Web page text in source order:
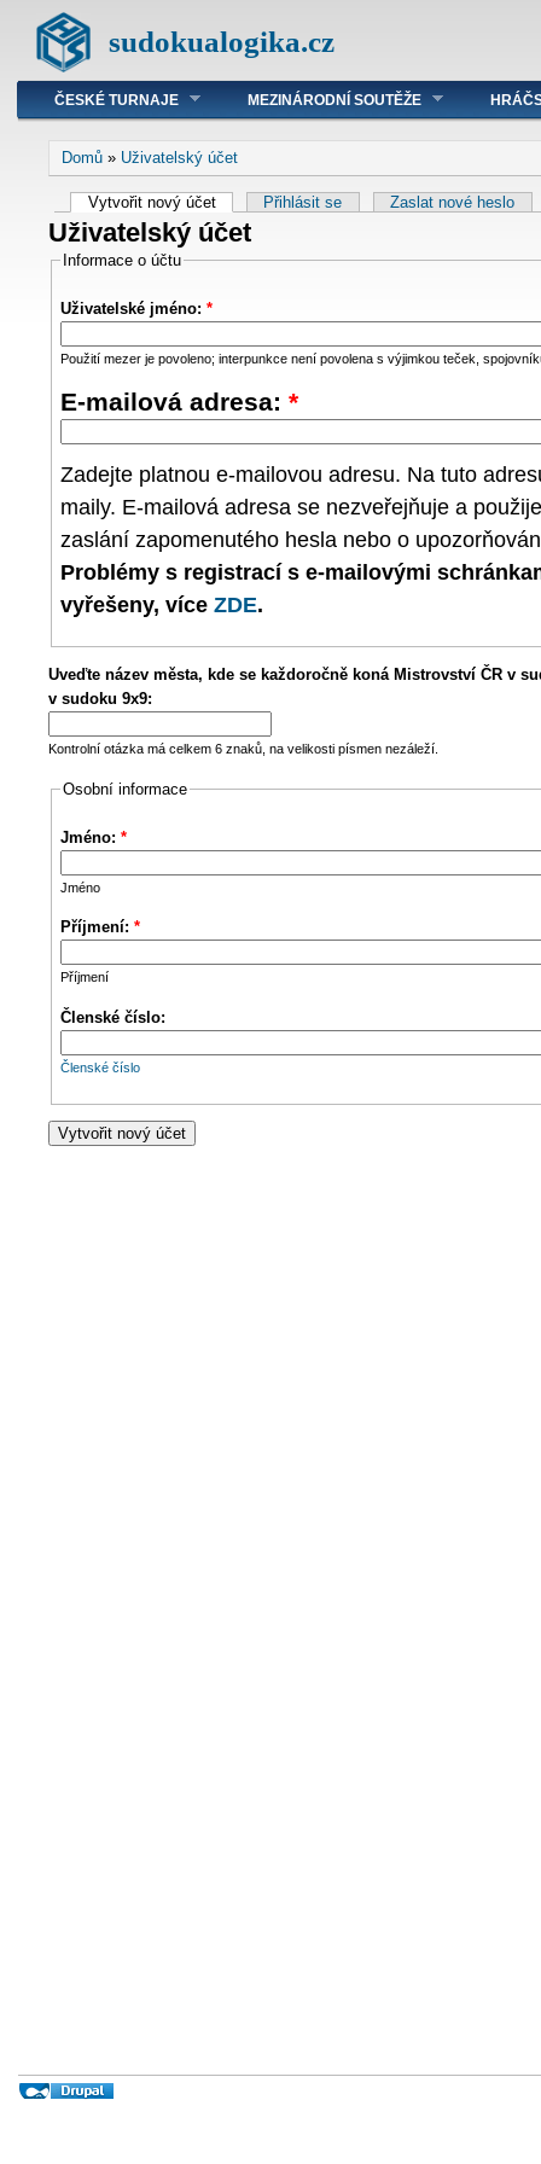
sudokualogika.cz
ČESKÉ TURNAJE MEZINÁRODNÍ SOUTĚŽE
Domů » Uživatelský účet
Vytvořit nový účet Přihlásit se Zaslat nové heslo
Uživatelský účet
Informace o účtu
Uživatelské jméno: *
Použití mezer je povoleno; interpunkce není povolena s výjimkou teček,
E-mailová adresa: *
Zadejte platnou e-mailovou adresu. Na tuto
maily. E-mailová adresa se nezveřejňuje a
zaslání zapomenutého hesla nebo o
Problémy s registrací s e-mailovými
vyřešeny, více ZDE.
Uveďte název města, kde se každoročně koná Mistrovství ČR v
v sudoku 9x9:
Kontrolní otázka má celkem 6 znaků, na velikosti písmen nezáleží.
Osobní informace
Jméno: *
Jméno
Příjmení: *
Příjmení
Členské číslo:
Členské číslo